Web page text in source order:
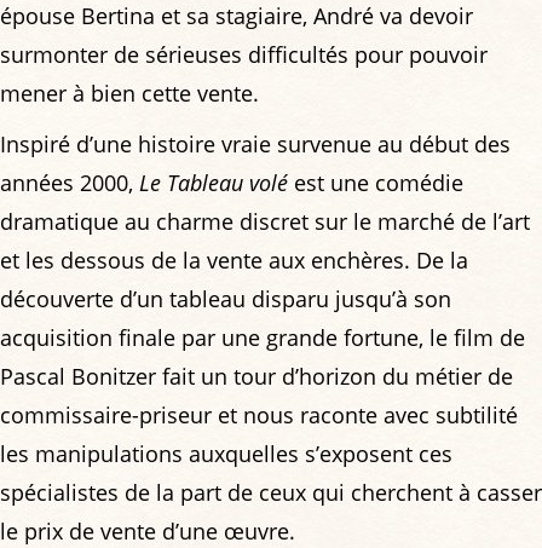
épouse Bertina et sa stagiaire, André va devoir
surmonter de sérieuses difficultés pour pouvoir
mener à bien cette vente.
Inspiré d’une histoire vraie survenue au début des
années 2000, Le Tableau volé est une comédie
dramatique au charme discret sur le marché de l’art
et les dessous de la vente aux enchères. De la
découverte d’un tableau disparu jusqu’à son
acquisition finale par une grande fortune, le film de
Pascal Bonitzer fait un tour d’horizon du métier de
commissaire-priseur et nous raconte avec subtilité
les manipulations auxquelles s’exposent ces
spécialistes de la part de ceux qui cherchent à casser
le prix de vente d’une œuvre.